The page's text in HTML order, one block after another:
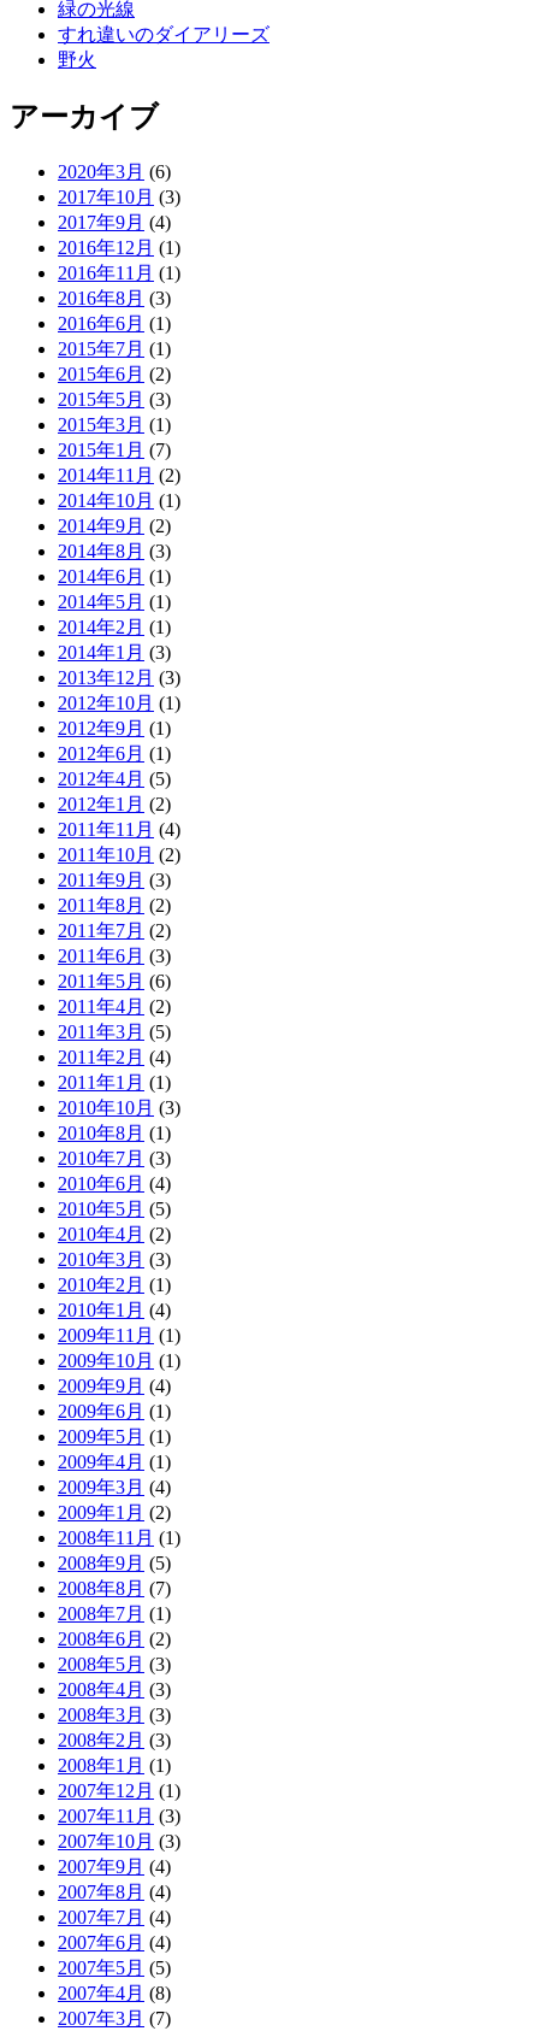
緑の光線
すれ違いのダイアリーズ
野火
アーカイブ
2020年3月 (6)
2017年10月 (3)
2017年9月 (4)
2016年12月 (1)
2016年11月 (1)
2016年8月 (3)
2016年6月 (1)
2015年7月 (1)
2015年6月 (2)
2015年5月 (3)
2015年3月 (1)
2015年1月 (7)
2014年11月 (2)
2014年10月 (1)
2014年9月 (2)
2014年8月 (3)
2014年6月 (1)
2014年5月 (1)
2014年2月 (1)
2014年1月 (3)
2013年12月 (3)
2012年10月 (1)
2012年9月 (1)
2012年6月 (1)
2012年4月 (5)
2012年1月 (2)
2011年11月 (4)
2011年10月 (2)
2011年9月 (3)
2011年8月 (2)
2011年7月 (2)
2011年6月 (3)
2011年5月 (6)
2011年4月 (2)
2011年3月 (5)
2011年2月 (4)
2011年1月 (1)
2010年10月 (3)
2010年8月 (1)
2010年7月 (3)
2010年6月 (4)
2010年5月 (5)
2010年4月 (2)
2010年3月 (3)
2010年2月 (1)
2010年1月 (4)
2009年11月 (1)
2009年10月 (1)
2009年9月 (4)
2009年6月 (1)
2009年5月 (1)
2009年4月 (1)
2009年3月 (4)
2009年1月 (2)
2008年11月 (1)
2008年9月 (5)
2008年8月 (7)
2008年7月 (1)
2008年6月 (2)
2008年5月 (3)
2008年4月 (3)
2008年3月 (3)
2008年2月 (3)
2008年1月 (1)
2007年12月 (1)
2007年11月 (3)
2007年10月 (3)
2007年9月 (4)
2007年8月 (4)
2007年7月 (4)
2007年6月 (4)
2007年5月 (5)
2007年4月 (8)
2007年3月 (7)